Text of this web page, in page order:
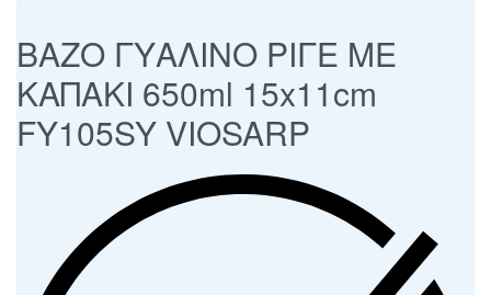
ΒΑΖΟ ΓΥΑΛΙΝΟ ΡΙΓΕ ΜΕ
ΚΑΠΑΚΙ 650ml 15x11cm
FY105SY VIOSARP